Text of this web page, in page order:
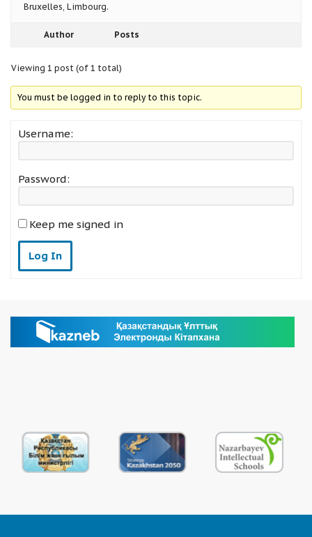
Bruxelles, Limbourg.
Author Posts
Viewing 1 post (of 1 total)
You must be logged in to reply to this topic.
Username:
Password:
Keep me signed in
Log In